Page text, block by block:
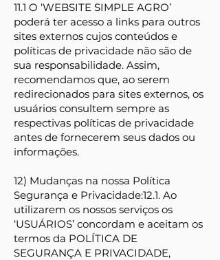
11.1 O ‘WEBSITE SIMPLE AGRO’
poderá ter acesso a links para outros
sites externos cujos conteúdos e
políticas de privacidade não são de
sua responsabilidade. Assim,
recomendamos que, ao serem
redirecionados para sites externos, os
usuários consultem sempre as
respectivas políticas de privacidade
antes de fornecerem seus dados ou
informações.
12) Mudanças na nossa Política
Segurança e Privacidade:12.1. Ao
utilizarem os nossos serviços os
‘USUÁRIOS’ concordam e aceitam os
termos da POLÍTICA DE
SEGURANÇA E PRIVACIDADE,